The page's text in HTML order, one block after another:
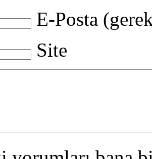
E-Posta
Site